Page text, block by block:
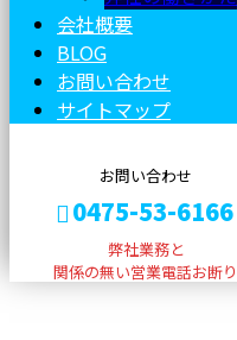
会社概要
BLOG
お問い合わせ
サイトマップ
お問い合わせ
0475-53-6166
弊社業務と
関係の無い営業電話お断り